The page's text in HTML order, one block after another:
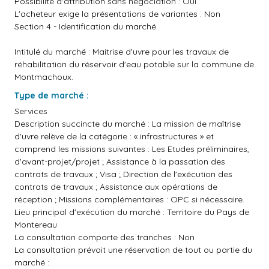
L'acheteur exige la présentations de variantes : Non
Section 4 - Identification du marché
Intitulé du marché : Maitrise d'uvre pour les travaux de
réhabilitation du réservoir d'eau potable sur la commune de
Montmachoux.
Type de marché :
Services
Description succincte du marché : La mission de maîtrise
d'uvre relève de la catégorie : « infrastructures » et
comprend les missions suivantes : Les Etudes préliminaires,
d'avant-projet/projet ; Assistance à la passation des
contrats de travaux ; Visa ; Direction de l'exécution des
contrats de travaux ; Assistance aux opérations de
réception ; Missions complémentaires : OPC si nécessaire.
Lieu principal d'exécution du marché : Territoire du Pays de
Montereau
La consultation comporte des tranches : Non
La consultation prévoit une réservation de tout ou partie du
marché :